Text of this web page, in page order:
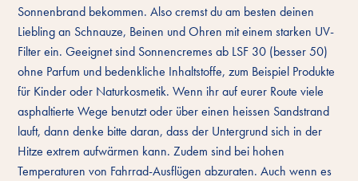
Sonnenbrand bekommen. Also cremst du am besten deinen
Liebling an Schnauze, Beinen und Ohren mit einem starken UV-
Filter ein. Geeignet sind Sonnencremes ab LSF 30 (besser 50)
ohne Parfum und bedenkliche Inhaltstoffe, zum Beispiel Produkte
für Kinder oder Naturkosmetik. Wenn ihr auf eurer Route viele
asphaltierte Wege benutzt oder über einen heissen Sandstrand
lauft, dann denke bitte daran, dass der Untergrund sich in der
Hitze extrem aufwärmen kann. Zudem sind bei hohen
Temperaturen von Fahrrad-Ausflügen abzuraten. Auch wenn es